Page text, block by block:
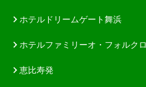
ホテルドリームゲート舞浜
ホテルファミリーオ・フォルク
恵比寿発